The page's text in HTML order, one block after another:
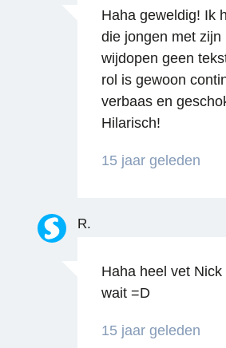
Haha geweldig! Ik
die jongen met zijn
wijdopen geen
rol is gewoon
verbaas en
Hilarisch!
15 jaar geleden
R.
Haha heel vet Nick
wait =D
15 jaar geleden